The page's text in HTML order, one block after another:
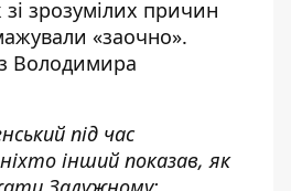
зрозумілих причин
«заочно».
Володимира
під час
інший показав, як